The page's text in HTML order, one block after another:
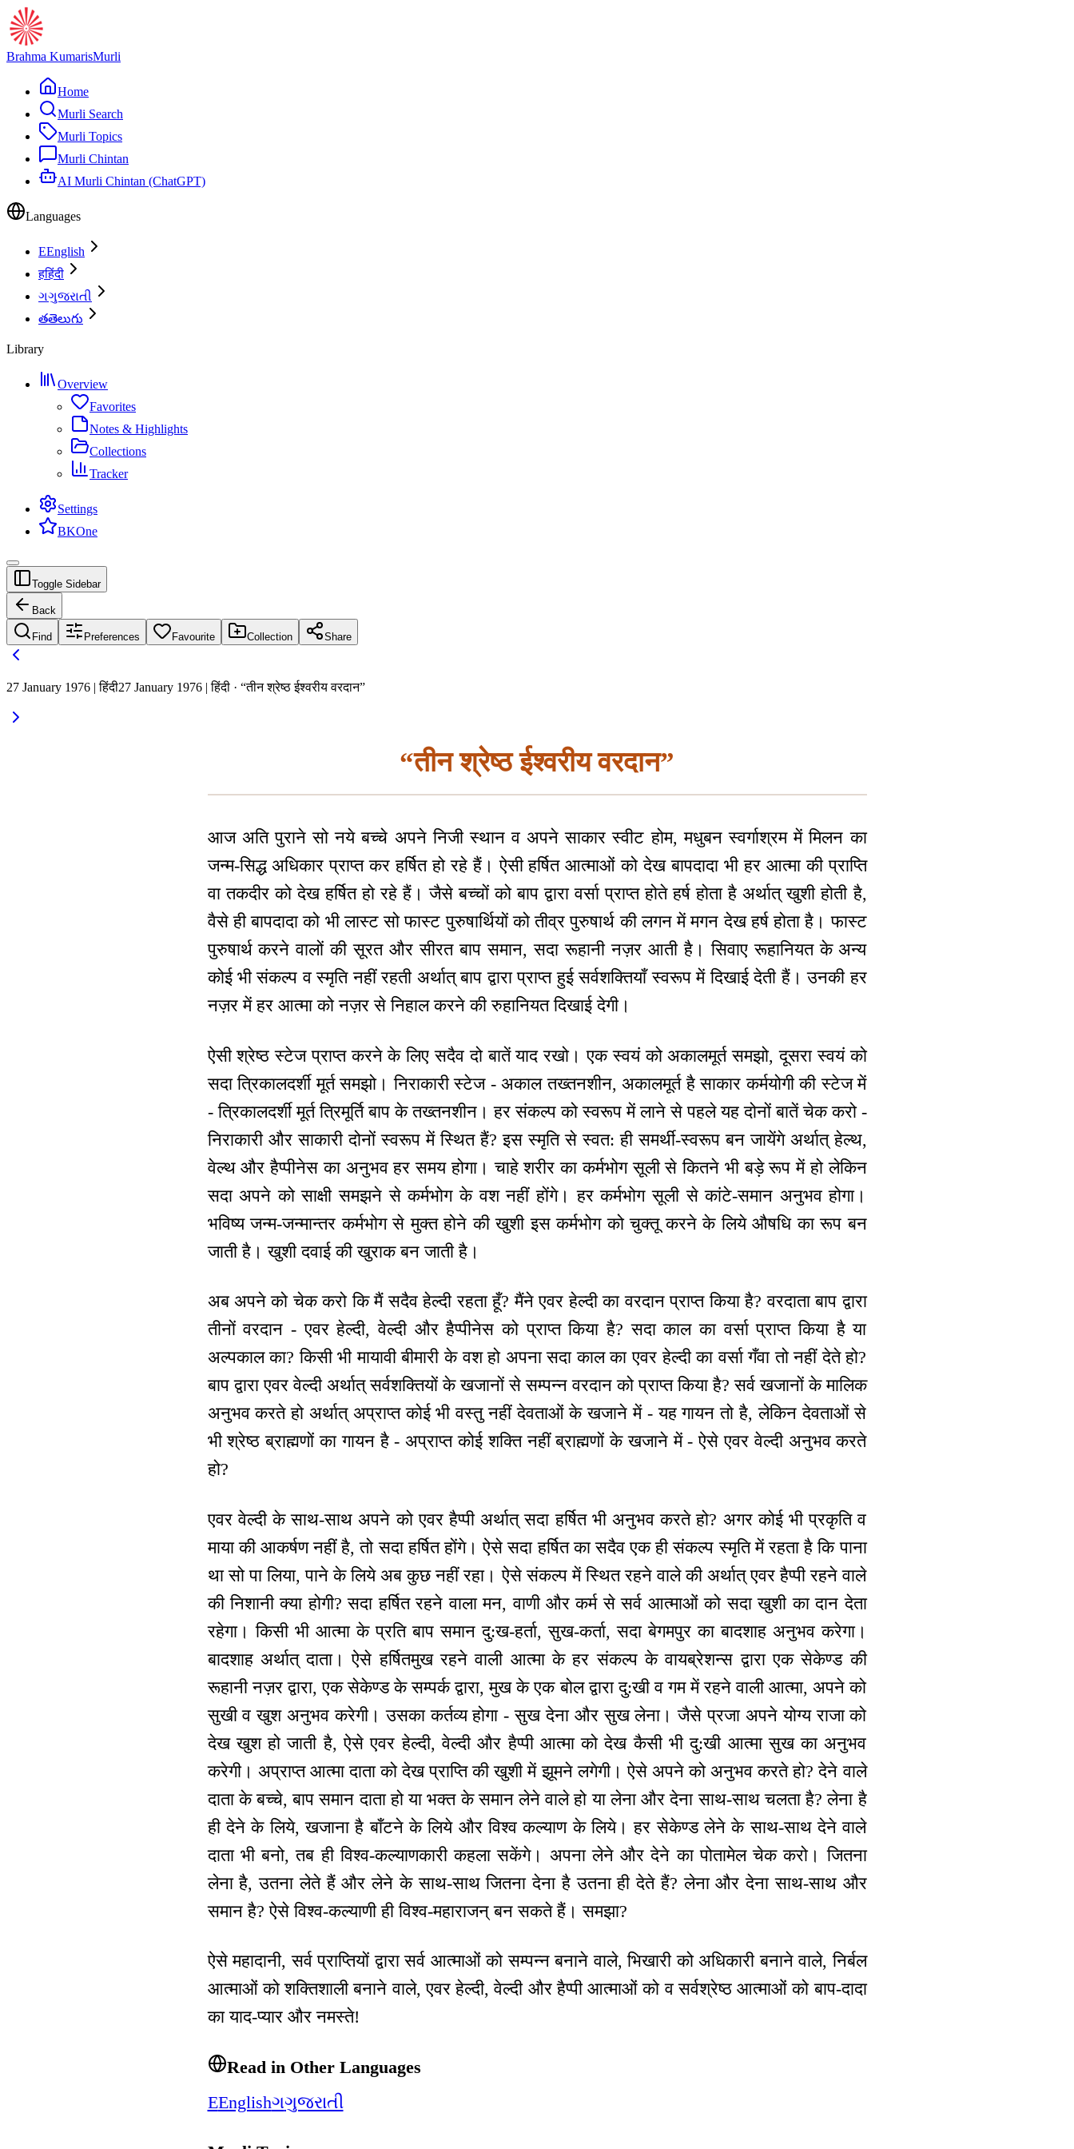
Brahma KumarisMurli
Home
Murli Search
Murli Topics
Murli Chintan
AI Murli Chintan (ChatGPT)
Languages
EEnglish
हहिंदी
ગગુજરાતી
తతెలుగు
Library
Overview
Favorites
Notes & Highlights
Collections
Tracker
Settings
BKOne
Toggle Sidebar
Back
Find Preferences Favourite Collection Share
27 January 1976 | हिंदी27 January 1976 | हिंदी · “तीन श्रेष्ठ ईश्वरीय वरदान”
“तीन श्रेष्ठ ईश्वरीय वरदान”
आज अति पुराने सो नये बच्चे अपने निजी स्थान व अपने साकार स्वीट होम, मधुबन स्वर्गाश्रम में मिलन का
जन्म-सिद्ध अधिकार प्राप्त कर हर्षित हो रहे हैं। ऐसी हर्षित आत्माओं को देख बापदादा भी हर आत्मा की प्राप्ति
वा तकदीर को देख हर्षित हो रहे हैं। जैसे बच्चों को बाप द्वारा वर्सा प्राप्त होते हर्ष होता है अर्थात् खुशी होती है,
वैसे ही बापदादा को भी लास्ट सो फास्ट पुरुषार्थियों को तीव्र पुरुषार्थ की लगन में मगन देख हर्ष होता है। फास्ट
पुरुषार्थ करने वालों की सूरत और सीरत बाप समान, सदा रूहानी नज़र आती है। सिवाए रूहानियत के अन्य
कोई भी संकल्प व स्मृति नहीं रहती अर्थात् बाप द्वारा प्राप्त हुई सर्वशक्तियाँ स्वरूप में दिखाई देती हैं। उनकी हर
नज़र में हर आत्मा को नज़र से निहाल करने की रुहानियत दिखाई देगी।
ऐसी श्रेष्ठ स्टेज प्राप्त करने के लिए सदैव दो बातें याद रखो। एक स्वयं को अकालमूर्त समझो, दूसरा स्वयं को
सदा त्रिकालदर्शी मूर्त समझो। निराकारी स्टेज - अकाल तख्तनशीन, अकालमूर्त है साकार कर्मयोगी की स्टेज में
- त्रिकालदर्शी मूर्त त्रिमूर्ति बाप के तख्तनशीन। हर संकल्प को स्वरूप में लाने से पहले यह दोनों बातें चेक करो -
निराकारी और साकारी दोनों स्वरूप में स्थित हैं? इस स्मृति से स्वत: ही समर्थी-स्वरूप बन जायेंगे अर्थात् हेल्थ,
वेल्थ और हैप्पीनेस का अनुभव हर समय होगा। चाहे शरीर का कर्मभोग सूली से कितने भी बड़े रूप में हो लेकिन
सदा अपने को साक्षी समझने से कर्मभोग के वश नहीं होंगे। हर कर्मभोग सूली से कांटे-समान अनुभव होगा।
भविष्य जन्म-जन्मान्तर कर्मभोग से मुक्त होने की खुशी इस कर्मभोग को चुक्तू करने के लिये औषधि का रूप बन
जाती है। खुशी दवाई की खुराक बन जाती है।
अब अपने को चेक करो कि मैं सदैव हेल्दी रहता हूँ? मैंने एवर हेल्दी का वरदान प्राप्त किया है? वरदाता बाप द्वारा
तीनों वरदान - एवर हेल्दी, वेल्दी और हैप्पीनेस को प्राप्त किया है? सदा काल का वर्सा प्राप्त किया है या
अल्पकाल का? किसी भी मायावी बीमारी के वश हो अपना सदा काल का एवर हेल्दी का वर्सा गँवा तो नहीं देते हो?
बाप द्वारा एवर वेल्दी अर्थात् सर्वशक्तियों के खजानों से सम्पन्न वरदान को प्राप्त किया है? सर्व खजानों के मालिक
अनुभव करते हो अर्थात् अप्राप्त कोई भी वस्तु नहीं देवताओं के खजाने में - यह गायन तो है, लेकिन देवताओं से
भी श्रेष्ठ ब्राह्मणों का गायन है - अप्राप्त कोई शक्ति नहीं ब्राह्मणों के खजाने में - ऐसे एवर वेल्दी अनुभव करते
हो?
एवर वेल्दी के साथ-साथ अपने को एवर हैप्पी अर्थात् सदा हर्षित भी अनुभव करते हो? अगर कोई भी प्रकृति व
माया की आकर्षण नहीं है, तो सदा हर्षित होंगे। ऐसे सदा हर्षित का सदैव एक ही संकल्प स्मृति में रहता है कि पाना
था सो पा लिया, पाने के लिये अब कुछ नहीं रहा। ऐसे संकल्प में स्थित रहने वाले की अर्थात् एवर हैप्पी रहने वाले
की निशानी क्या होगी? सदा हर्षित रहने वाला मन, वाणी और कर्म से सर्व आत्माओं को सदा खुशी का दान देता
रहेगा। किसी भी आत्मा के प्रति बाप समान दु:ख-हर्ता, सुख-कर्ता, सदा बेगमपुर का बादशाह अनुभव करेगा।
बादशाह अर्थात् दाता। ऐसे हर्षितमुख रहने वाली आत्मा के हर संकल्प के वायब्रेशन्स द्वारा एक सेकेण्ड की
रूहानी नज़र द्वारा, एक सेकेण्ड के सम्पर्क द्वारा, मुख के एक बोल द्वारा दु:खी व गम में रहने वाली आत्मा, अपने को
सुखी व खुश अनुभव करेगी। उसका कर्तव्य होगा - सुख देना और सुख लेना। जैसे प्रजा अपने योग्य राजा को
देख खुश हो जाती है, ऐसे एवर हेल्दी, वेल्दी और हैप्पी आत्मा को देख कैसी भी दु:खी आत्मा सुख का अनुभव
करेगी। अप्राप्त आत्मा दाता को देख प्राप्ति की खुशी में झूमने लगेगी। ऐसे अपने को अनुभव करते हो? देने वाले
दाता के बच्चे, बाप समान दाता हो या भक्त के समान लेने वाले हो या लेना और देना साथ-साथ चलता है? लेना है
ही देने के लिये, खजाना है बाँटने के लिये और विश्व कल्याण के लिये। हर सेकेण्ड लेने के साथ-साथ देने वाले
दाता भी बनो, तब ही विश्व-कल्याणकारी कहला सकेंगे। अपना लेने और देने का पोतामेल चेक करो। जितना
लेना है, उतना लेते हैं और लेने के साथ-साथ जितना देना है उतना ही देते हैं? लेना और देना साथ-साथ और
समान है? ऐसे विश्व-कल्याणी ही विश्व-महाराजन् बन सकते हैं। समझा?
ऐसे महादानी, सर्व प्राप्तियों द्वारा सर्व आत्माओं को सम्पन्न बनाने वाले, भिखारी को अधिकारी बनाने वाले, निर्बल
आत्माओं को शक्तिशाली बनाने वाले, एवर हेल्दी, वेल्दी और हैप्पी आत्माओं को व सर्वश्रेष्ठ आत्माओं को बाप-दादा
का याद-प्यार और नमस्ते!
Read in Other Languages
EEnglishગગુજરાતી